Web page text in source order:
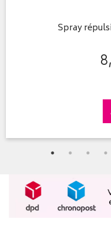
Spray
8,